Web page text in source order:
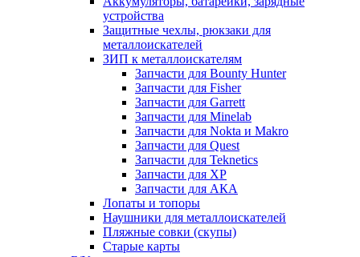
устройства
Защитные чехлы, рюкзаки для
металлоискателей
ЗИП к металлоискателям
Запчасти для Bounty Hunter
Запчасти для Fisher
Запчасти для Garrett
Запчасти для Minelab
Запчасти для Nokta и Makro
Запчасти для Quest
Запчасти для Teknetics
Запчасти для XP
Запчасти для АКА
Лопаты и топоры
Наушники для металлоискателей
Пляжные совки (скупы)
Старые карты